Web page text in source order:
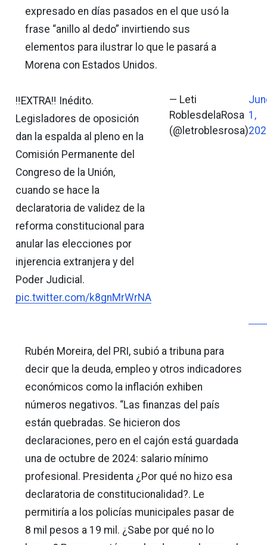
expresado en días pasados en el que usó la
frase “anillo al dedo” invirtiendo sus
elementos para ilustrar lo que le pasará a
Morena con Estados Unidos.
‼️EXTRA‼️ Inédito.
Legisladores de oposición
dan la espalda al pleno en la
Comisión Permanente del
Congreso de la Unión,
cuando se hace la
declaratoria de validez de la
reforma constitucional para
anular las elecciones por
injerencia extranjera y del
Poder Judicial.
pic.twitter.com/k8gnMrWrNA
— Leti
RoblesdelaRosa
(@letroblesrosa)
1,
Rubén Moreira, del PRI, subió a tribuna para
decir que la deuda, empleo y otros indicadores
económicos como la inflación exhiben
números negativos. “Las finanzas del país
están quebradas. Se hicieron dos
declaraciones, pero en el cajón está guardada
una de octubre de 2024: salario mínimo
profesional. Presidenta ¿Por qué no hizo esa
declaratoria de constitucionalidad?. Le
permitiría a los policías municipales pasar de
8 mil pesos a 19 mil. ¿Sabe por qué no lo